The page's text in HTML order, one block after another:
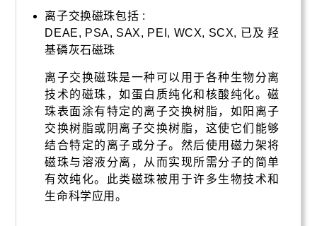
离子交换磁珠包括 :
DEAE, PSA, SAX, PEI, WCX, SCX, 已及 羟
基磷灰石磁珠
离子交换磁珠是一种可以用于各种生物分离
技术的磁珠，如蛋白质纯化和核酸纯化。磁
珠表面涂有特定的离子交换树脂，如阳离子
交换树脂或阴离子交换树脂，这使它们能够
结合特定的离子或分子。然后使用磁力架将
磁珠与溶液分离，从而实现所需分子的简单
有效纯化。此类磁珠被用于许多生物技术和
生命科学应用。